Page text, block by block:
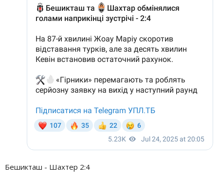
Бешикташ - Шахтер 2:4